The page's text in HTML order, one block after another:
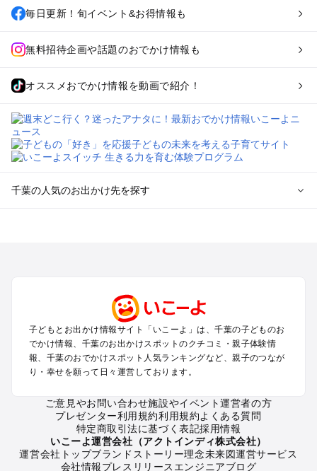
毎日更新！旬イベント&お得情報も
無料招待企画や話題のおでかけ情報も
オススメおでかけ情報を動画で紹介！
千葉の人気のお出かけ先を探す
成田・印西・酒々井のプールお出かけ
館山・南房総のプールお出かけ
九十九里・銚子のプールお出かけ
千葉市・市原のプールお出かけ
鴨川・勝浦・御宿のプールお出かけ
千葉の定番お出かけスポット
千葉の遊園地
千葉の動物園
子どもとお出かけ情報サイト「いこーよ」は、千葉の子どものお
でかけ情報、千葉のお出かけスポットのクチコミ・親子体験情
報、千葉のおでかけスポット人気ランキングなど、親子のつなが
り・幸せを願って日々運営しております。
ご意見やお問い合わせ施設やイベント運営者の方
プレゼンター利用規約利用規約よくある質問
特定商取引法に基づく表記採用情報
いこーよ運営会社（アクトインディ株式会社）
運営会社トップブランドストーリー理念未来図運営サービス
会社情報プレスリリース エンジニアブログ